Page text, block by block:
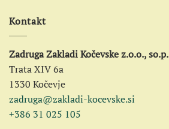
Kontakt
Zadruga Zakladi Kočevske z.o.o., so.p.
Trata XIV 6a
1330 Kočevje
zadruga@zakladi-kocevske.si
+386 31 025 105